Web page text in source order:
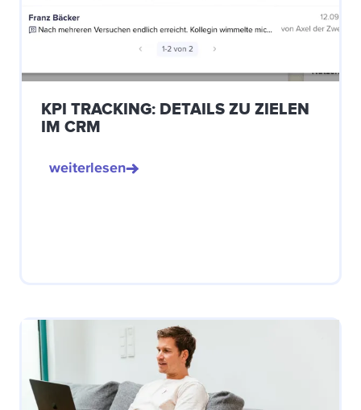
KPI TRACKING: DETAILS ZU ZIELEN
IM CRM
weiterlesen